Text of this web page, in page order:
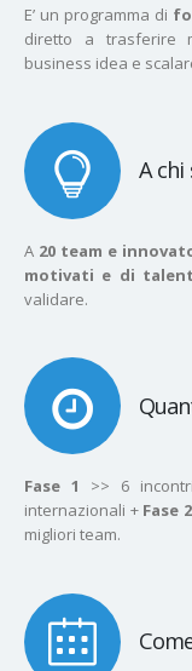
E’ un programma di
diretto a trasferire
business idea e
A chi
A 20 team e
motivati e di
validare.
Fase 1
>> 6
internazionali + Fase 2
migliori team.